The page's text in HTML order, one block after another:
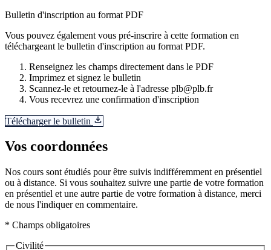
Bulletin d'inscription au format PDF
Vous pouvez également vous pré-inscrire à cette formation en
téléchargeant le bulletin d'inscription au format PDF.
Renseignez les champs directement dans le PDF
Imprimez et signez le bulletin
Scannez-le et retournez-le à l'adresse plb@plb.fr
Vous recevrez une confirmation d'inscription
Télécharger le bulletin
Vos coordonnées
Nos cours sont étudiés pour être suivis indifféremment en présentiel
ou à distance. Si vous souhaitez suivre une partie de votre formation
en présentiel et une autre partie de votre formation à distance, merci
de nous l'indiquer en commentaire.
* Champs obligatoires
Civilité